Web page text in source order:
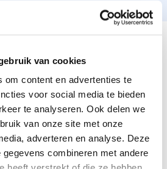
van cookies
om content en advertenties te
voor social media te bieden
te analyseren. Ook delen we
van onze site met onze
adverteren en analyse. Deze
combineren met andere
HEEFT ONZE TOP
en zelfstandig
bewegen in de frisse lucht
fijn werk dat lekker bijverdient!
bezorgen van het laatste nieuws